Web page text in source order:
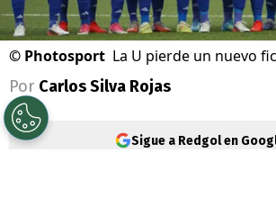
© Photosport La U pierde un nuevo
Por Carlos Silva Rojas
Sigue a Redgol en